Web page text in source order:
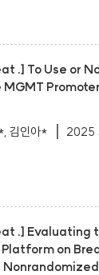
.] To Use or
김인아*
2025
.]
on